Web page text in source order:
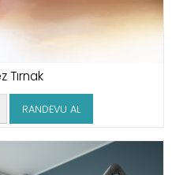
Tırnak
RANDEVU AL